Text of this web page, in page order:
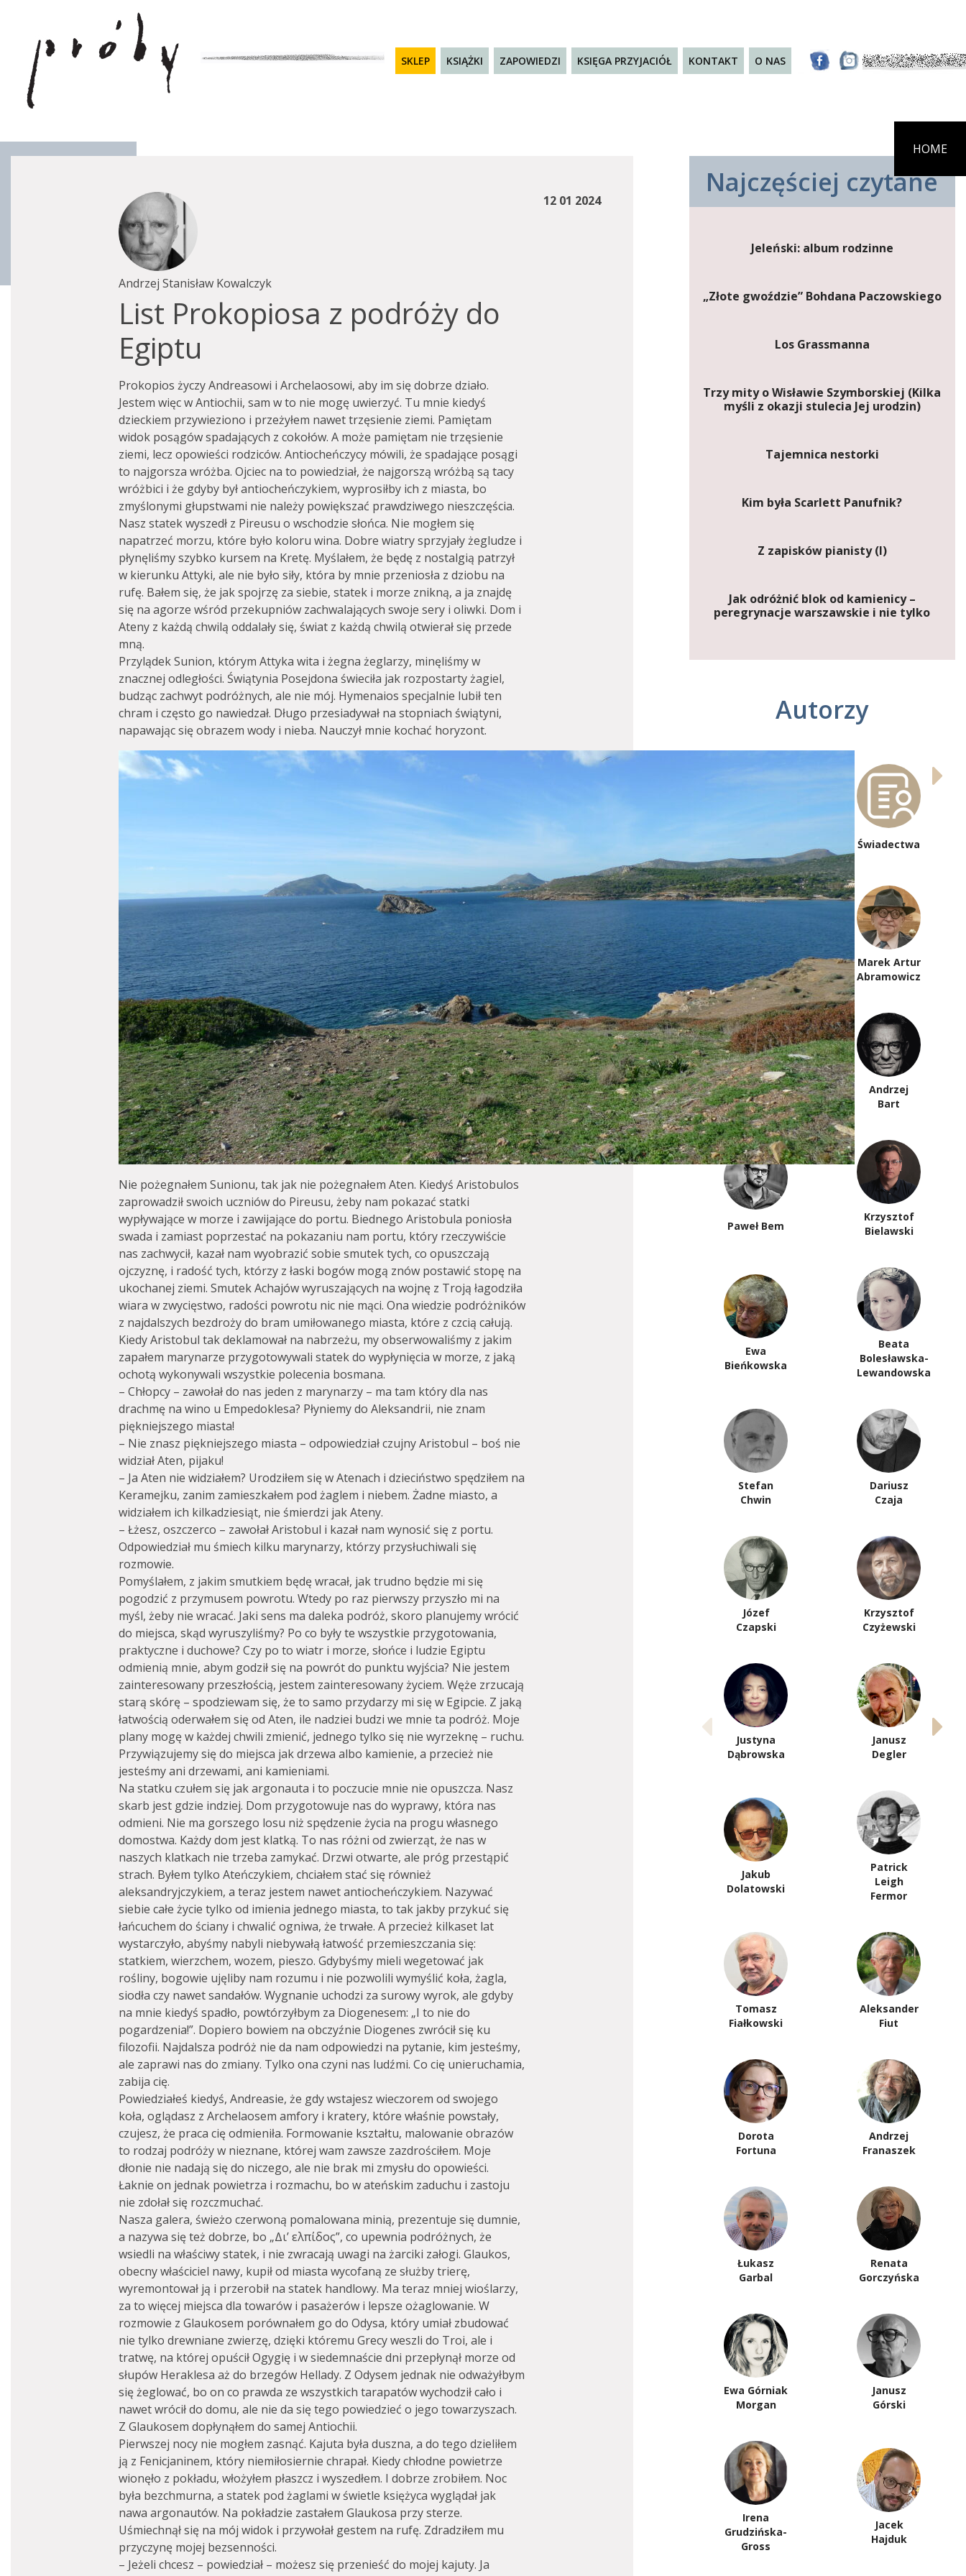
SKLEP KSIĄŻKI ZAPOWIEDZI KSIĘGA PRZYJACIÓŁ KONTAKT O NAS
HOME
12 01 2024
Andrzej Stanisław Kowalczyk
List Prokopiosa z podróży do
Egiptu
Prokopios życzy Andreasowi i Archelaosowi, aby im się dobrze działo.
Jestem więc w Antiochii, sam w to nie mogę uwierzyć. Tu mnie kiedyś
dzieckiem przywieziono i przeżyłem nawet trzęsienie ziemi. Pamiętam
widok posągów spadających z cokołów. A może pamiętam nie trzęsienie
ziemi, lecz opowieści rodziców. Antiocheńczycy mówili, że spadające posągi
to najgorsza wróżba. Ojciec na to powiedział, że najgorszą wróżbą są tacy
wróżbici i że gdyby był antiocheńczykiem, wyprosiłby ich z miasta, bo
zmyślonymi głupstwami nie należy powiększać prawdziwego nieszczęścia.
Nasz statek wyszedł z Pireusu o wschodzie słońca. Nie mogłem się
napatrzeć morzu, które było koloru wina. Dobre wiatry sprzyjały żegludze i
płynęliśmy szybko kursem na Kretę. Myślałem, że będę z nostalgią patrzył
w kierunku Attyki, ale nie było siły, która by mnie przeniosła z dziobu na
rufę. Bałem się, że jak spojrzę za siebie, statek i morze znikną, a ja znajdę
się na agorze wśród przekupniów zachwalających swoje sery i oliwki. Dom i
Ateny z każdą chwilą oddalały się, świat z każdą chwilą otwierał się przede
mną.
Przylądek Sunion, którym Attyka wita i żegna żeglarzy, minęliśmy w
znacznej odległości. Świątynia Posejdona świeciła jak rozpostarty żagiel,
budząc zachwyt podróżnych, ale nie mój. Hymenaios specjalnie lubił ten
chram i często go nawiedzał. Długo przesiadywał na stopniach świątyni,
napawając się obrazem wody i nieba. Nauczył mnie kochać horyzont.
Nie pożegnałem Sunionu, tak jak nie pożegnałem Aten. Kiedyś Aristobulos
zaprowadził swoich uczniów do Pireusu, żeby nam pokazać statki
wypływające w morze i zawijające do portu. Biednego Aristobula poniosła
swada i zamiast poprzestać na pokazaniu nam portu, który rzeczywiście
nas zachwycił, kazał nam wyobrazić sobie smutek tych, co opuszczają
ojczyznę, i radość tych, którzy z łaski bogów mogą znów postawić stopę na
ukochanej ziemi. Smutek Achajów wyruszających na wojnę z Troją łagodziła
wiara w zwycięstwo, radości powrotu nic nie mąci. Ona wiedzie podróżników
z najdalszych bezdroży do bram umiłowanego miasta, które z czcią całują.
Kiedy Aristobul tak deklamował na nabrzeżu, my obserwowaliśmy z jakim
zapałem marynarze przygotowywali statek do wypłynięcia w morze, z jaką
ochotą wykonywali wszystkie polecenia bosmana.
– Chłopcy – zawołał do nas jeden z marynarzy – ma tam który dla nas
drachmę na wino u Empedoklesa? Płyniemy do Aleksandrii, nie znam
piękniejszego miasta!
– Nie znasz piękniejszego miasta – odpowiedział czujny Aristobul – boś nie
widział Aten, pijaku!
– Ja Aten nie widziałem? Urodziłem się w Atenach i dzieciństwo spędziłem na
Keramejku, zanim zamieszkałem pod żaglem i niebem. Żadne miasto, a
widziałem ich kilkadziesiąt, nie śmierdzi jak Ateny.
– Łżesz, oszczerco – zawołał Aristobul i kazał nam wynosić się z portu.
Odpowiedział mu śmiech kilku marynarzy, którzy przysłuchiwali się
rozmowie.
Pomyślałem, z jakim smutkiem będę wracał, jak trudno będzie mi się
pogodzić z przymusem powrotu. Wtedy po raz pierwszy przyszło mi na
myśl, żeby nie wracać. Jaki sens ma daleka podróż, skoro planujemy wrócić
do miejsca, skąd wyruszyliśmy? Po co były te wszystkie przygotowania,
praktyczne i duchowe? Czy po to wiatr i morze, słońce i ludzie Egiptu
odmienią mnie, abym godził się na powrót do punktu wyjścia? Nie jestem
zainteresowany przeszłością, jestem zainteresowany życiem. Węże zrzucają
starą skórę – spodziewam się, że to samo przydarzy mi się w Egipcie. Z jaką
łatwością oderwałem się od Aten, ile nadziei budzi we mnie ta podróż. Moje
plany mogę w każdej chwili zmienić, jednego tylko się nie wyrzeknę – ruchu.
Przywiązujemy się do miejsca jak drzewa albo kamienie, a przecież nie
jesteśmy ani drzewami, ani kamieniami.
Na statku czułem się jak argonauta i to poczucie mnie nie opuszcza. Nasz
skarb jest gdzie indziej. Dom przygotowuje nas do wyprawy, która nas
odmieni. Nie ma gorszego losu niż spędzenie życia na progu własnego
domostwa. Każdy dom jest klatką. To nas różni od zwierząt, że nas w
naszych klatkach nie trzeba zamykać. Drzwi otwarte, ale próg przestąpić
strach. Byłem tylko Ateńczykiem, chciałem stać się również
aleksandryjczykiem, a teraz jestem nawet antiocheńczykiem. Nazywać
siebie całe życie tylko od imienia jednego miasta, to tak jakby przykuć się
łańcuchem do ściany i chwalić ogniwa, że trwałe. A przecież kilkaset lat
wystarczyło, abyśmy nabyli niebywałą łatwość przemieszczania się:
statkiem, wierzchem, wozem, pieszo. Gdybyśmy mieli wegetować jak
rośliny, bogowie ujęliby nam rozumu i nie pozwolili wymyślić koła, żagla,
siodła czy nawet sandałów. Wygnanie uchodzi za surowy wyrok, ale gdyby
na mnie kiedyś spadło, powtórzyłbym za Diogenesem: „I to nie do
pogardzenia!”. Dopiero bowiem na obczyźnie Diogenes zwrócił się ku
filozofii. Najdalsza podróż nie da nam odpowiedzi na pytanie, kim jesteśmy,
ale zaprawi nas do zmiany. Tylko ona czyni nas ludźmi. Co cię unieruchamia,
zabija cię.
Powiedziałeś kiedyś, Andreasie, że gdy wstajesz wieczorem od swojego
koła, oglądasz z Archelaosem amfory i kratery, które właśnie powstały,
czujesz, że praca cię odmieniła. Formowanie kształtu, malowanie obrazów
to rodzaj podróży w nieznane, której wam zawsze zazdrościłem. Moje
dłonie nie nadają się do niczego, ale nie brak mi zmysłu do opowieści.
Łaknie on jednak powietrza i rozmachu, bo w ateńskim zaduchu i zastoju
nie zdołał się rozczmuchać.
Nasza galera, świeżo czerwoną pomalowana minią, prezentuje się dumnie,
a nazywa się też dobrze, bo „Δι’ ελπίδος”, co upewnia podróżnych, że
wsiedli na właściwy statek, i nie zwracają uwagi na żarciki załogi. Glaukos,
obecny właściciel nawy, kupił od miasta wycofaną ze służby trierę,
wyremontował ją i przerobił na statek handlowy. Ma teraz mniej wioślarzy,
za to więcej miejsca dla towarów i pasażerów i lepsze ożaglowanie. W
rozmowie z Glaukosem porównałem go do Odysa, który umiał zbudować
nie tylko drewniane zwierzę, dzięki któremu Grecy weszli do Troi, ale i
tratwę, na której opuścił Ogygię i w siedemnaście dni przepłynął morze od
słupów Heraklesa aż do brzegów Hellady. Z Odysem jednak nie odważyłbym
się żeglować, bo on co prawda ze wszystkich tarapatów wychodził cało i
nawet wrócił do domu, ale nie da się tego powiedzieć o jego towarzyszach.
Z Glaukosem dopłynąłem do samej Antiochii.
Pierwszej nocy nie mogłem zasnąć. Kajuta była duszna, a do tego dzieliłem
ją z Fenicjaninem, który niemiłosiernie chrapał. Kiedy chłodne powietrze
wionęło z pokładu, włożyłem płaszcz i wyszedłem. I dobrze zrobiłem. Noc
była bezchmurna, a statek pod żaglami w świetle księżyca wyglądał jak
nawa argonautów. Na pokładzie zastałem Glaukosa przy sterze.
Uśmiechnął się na mój widok i przywołał gestem na rufę. Zdradziłem mu
przyczynę mojej bezsenności.
– Jeżeli chcesz – powiedział – możesz się przenieść do mojej kajuty. Ja
Najczęściej czytane
Jeleński: album rodzinne
„Złote gwoździe” Bohdana Paczowskiego
Los Grassmanna
Trzy mity o Wisławie Szymborskiej (Kilka
myśli z okazji stulecia Jej urodzin)
Tajemnica nestorki
Kim była Scarlett Panufnik?
Z zapisków pianisty (I)
Jak odróżnić blok od kamienicy –
peregrynacje warszawskie i nie tylko
Autorzy
Świadectwa
Anna Arno
Marek Artur
Abramowicz
Piotr
Anderszewski
Andrzej
Bart
Paweł Bem
Krzysztof
Bielawski
Ewa
Bieńkowska
Beata
Bolesławska-
Lewandowska
Stefan
Chwin
Dariusz
Czaja
Józef
Czapski
Krzysztof
Czyżewski
Justyna
Dąbrowska
Janusz
Degler
Jakub
Dolatowski
Patrick
Leigh
Fermor
Tomasz
Fiałkowski
Aleksander
Fiut
Dorota
Fortuna
Andrzej
Franaszek
Łukasz
Garbal
Renata
Gorczyńska
Ewa Górniak
Morgan
Janusz
Górski
Irena
Grudzińska-
Gross
Jacek
Hajduk